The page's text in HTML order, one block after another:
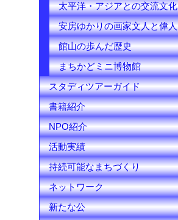
太平洋・アジアとの交流文化
安房ゆかりの画家文人と偉人
館山の歩んだ歴史
まちかどミニ博物館
スタディツアーガイド
書籍紹介
NPO紹介
活動実績
持続可能なまちづくり
ネットワーク
新たな公